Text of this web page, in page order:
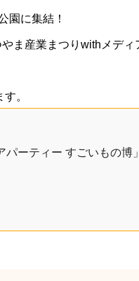
園に集結！
ま産業まつりwithメデ
。
パーティー すごいもの博